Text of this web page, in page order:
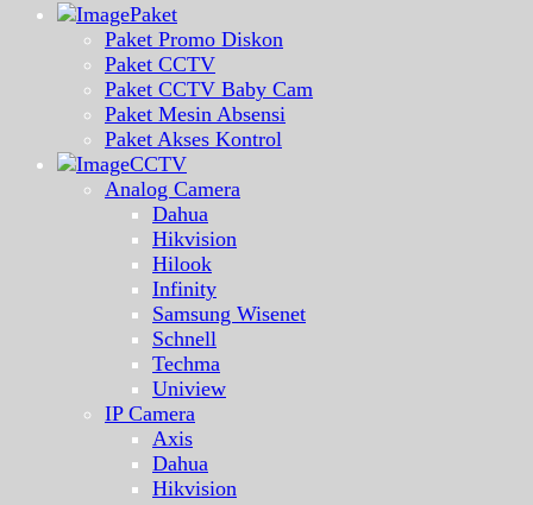
Paket
Paket Promo Diskon
Paket CCTV
Paket CCTV Baby Cam
Paket Mesin Absensi
Paket Akses Kontrol
CCTV
Analog Camera
Dahua
Hikvision
Hilook
Infinity
Samsung Wisenet
Schnell
Techma
Uniview
IP Camera
Axis
Dahua
Hikvision